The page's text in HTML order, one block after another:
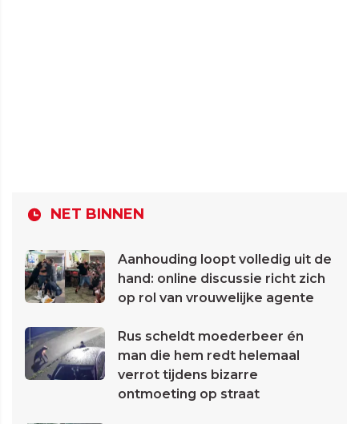
NET BINNEN
Aanhouding loopt volledig uit de
hand: online discussie richt zich
op rol van vrouwelijke agente
Rus scheldt moederbeer én
man die hem redt helemaal
verrot tijdens bizarre
ontmoeting op straat